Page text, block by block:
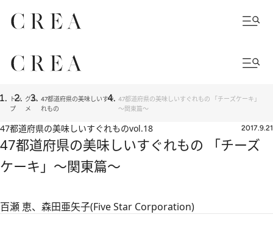
トッ
プ
グル
メ
47都道府県の美味しいすぐ
れもの
47都道府県の美味しいすぐれもの 「チーズケーキ」
～関東篇～
47都道府県の美味しいすぐれものvol.18 2017.9.21
47都道府県の美味しいすぐれもの 「チーズ
ケーキ」～関東篇～
百瀬 恵、森田亜矢子(Five Star Corporation)